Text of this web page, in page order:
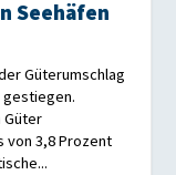
Seehäfen
Güterumschlag
gestiegen.
Güter
von 3,8 Prozent